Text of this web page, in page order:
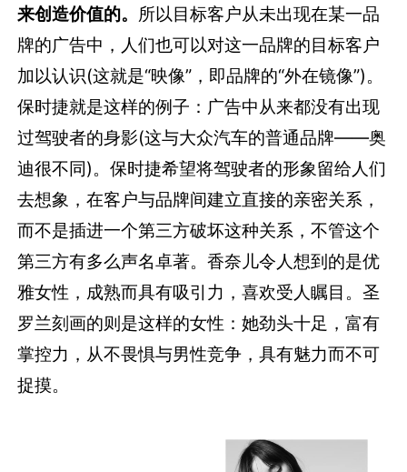
来创造价值的。 所以目标客户从未出现在某一品
牌的广告中，人们也可以对这一品牌的目标客户
加以认识(这就是“映像”，即品牌的“外在镜像”)。
保时捷就是这样的例子：广告中从来都没有出现
过驾驶者的身影(这与大众汽车的普通品牌——奥
迪很不同)。保时捷希望将驾驶者的形象留给人们
去想象，在客户与品牌间建立直接的亲密关系，
而不是插进一个第三方破坏这种关系，不管这个
第三方有多么声名卓著。香奈儿令人想到的是优
雅女性，成熟而具有吸引力，喜欢受人瞩目。圣
罗兰刻画的则是这样的女性：她劲头十足，富有
掌控力，从不畏惧与男性竞争，具有魅力而不可
捉摸。